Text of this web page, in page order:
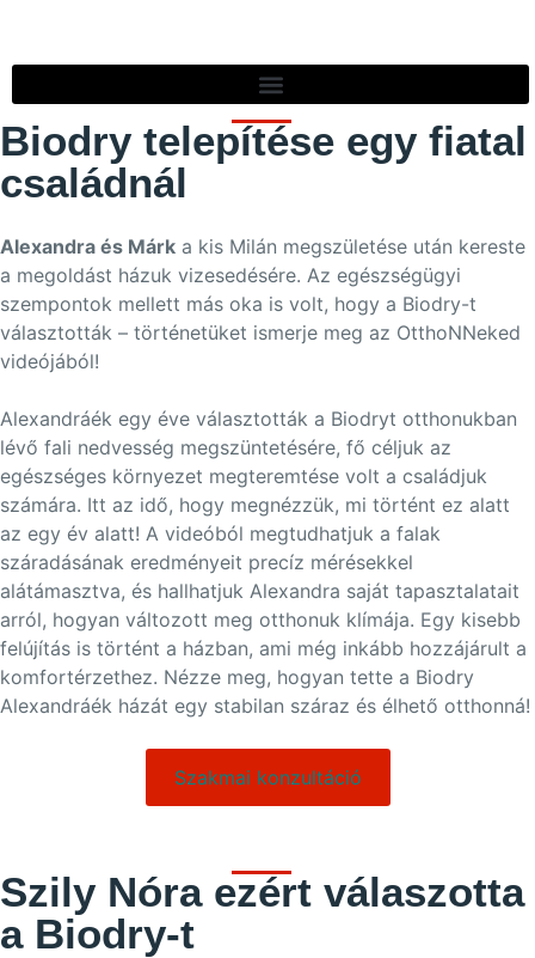
Biodry telepítése egy fiatal
családnál
Alexandra és Márk a kis Milán megszületése után kereste
a megoldást házuk vizesedésére. Az egészségügyi
szempontok mellett más oka is volt, hogy a Biodry-t
választották – történetüket ismerje meg az OtthoNNeked
videójából!
Alexandráék egy éve választották a Biodryt otthonukban
lévő fali nedvesség megszüntetésére, fő céljuk az
egészséges környezet megteremtése volt a családjuk
számára. Itt az idő, hogy megnézzük, mi történt ez alatt
az egy év alatt! A videóból megtudhatjuk a falak
száradásának eredményeit precíz mérésekkel
alátámasztva, és hallhatjuk Alexandra saját tapasztalatait
arról, hogyan változott meg otthonuk klímája. Egy kisebb
felújítás is történt a házban, ami még inkább hozzájárult a
komfortérzethez. Nézze meg, hogyan tette a Biodry
Alexandráék házát egy stabilan száraz és élhető otthonná!
Szakmai konzultáció
Szily Nóra ezért válaszotta
a Biodry-t